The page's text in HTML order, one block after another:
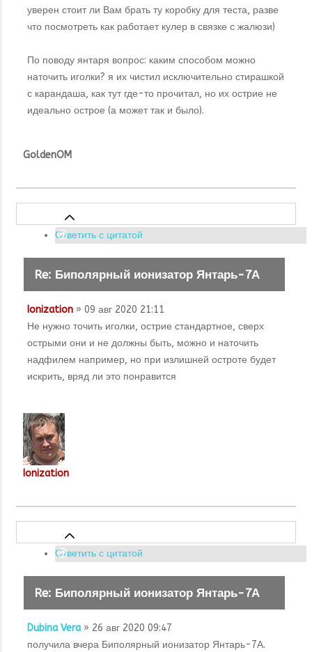
уверен стоит ли Вам брать ту коробку для теста, разве
что посмотреть как работает кулер в связке с жалюзи)
По поводу янтаря вопрос: каким способом можно
наточить иголки? я их чистил исключительно стирашкой
с карандаша, как тут где-то прочитал, но их острие не
идеально острое (а может так и было).
GoldenOM
Ответить с цитатой
Re: Биполярный ионизатор Янтарь-7А
Ionization » 09 авг 2020 21:11
Не нужно точить иголки, острие стандартное, сверх
острыми они и не должны быть, можно и наточить
надфилем например, но при излишней остроте будет
искрить, вряд ли это понравится
Ionization
Ответить с цитатой
Re: Биполярный ионизатор Янтарь-7А
Dubina Vera» 26 авг 2020 09:47
получила вчера Биполярный ионизатор Янтарь-7А.